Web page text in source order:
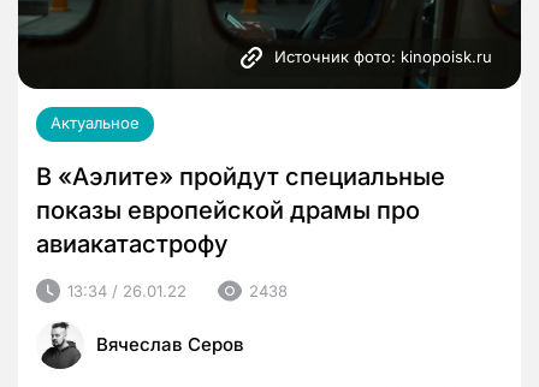
Источник фото: kinopoisk.ru
Актуальное
В «Аэлите» пройдут специальные
показы европейской драмы про
авиакатастрофу
13:34 / 26.01.22 2438
Вячеслав Серов